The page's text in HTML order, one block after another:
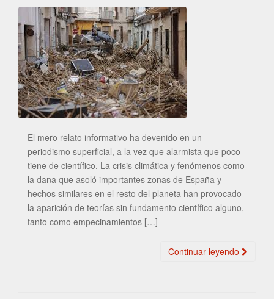
El mero relato informativo ha devenido en un
periodismo superficial, a la vez que alarmista que poco
tiene de científico. La crisis climática y fenómenos como
la dana que asoló importantes zonas de España y
hechos similares en el resto del planeta han provocado
la aparición de teorías sin fundamento científico alguno,
tanto como empecinamientos […]
Continuar leyendo